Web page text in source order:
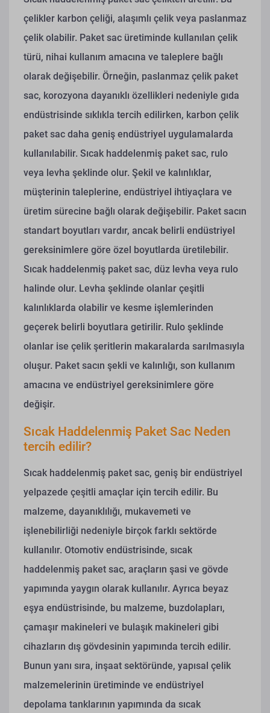
çelikler karbon çeliği, alaşımlı çelik veya paslanmaz
çelik olabilir. Paket sac üretiminde kullanılan çelik
türü, nihai kullanım amacına ve taleplere bağlı
olarak değişebilir. Örneğin, paslanmaz çelik paket
sac, korozyona dayanıklı özellikleri nedeniyle gıda
endüstrisinde sıklıkla tercih edilirken, karbon çelik
paket sac daha geniş endüstriyel uygulamalarda
kullanılabilir. Sıcak haddelenmiş paket sac, rulo
veya levha şeklinde olur. Şekil ve kalınlıklar,
müşterinin taleplerine, endüstriyel ihtiyaçlara ve
üretim sürecine bağlı olarak değişebilir. Paket sacın
standart boyutları vardır, ancak belirli endüstriyel
gereksinimlere göre özel boyutlarda üretilebilir.
Sıcak haddelenmiş paket sac, düz levha veya rulo
halinde olur. Levha şeklinde olanlar çeşitli
kalınlıklarda olabilir ve kesme işlemlerinden
geçerek belirli boyutlara getirilir. Rulo şeklinde
olanlar ise çelik şeritlerin makaralarda sarılmasıyla
oluşur. Paket sacın şekli ve kalınlığı, son kullanım
amacına ve endüstriyel gereksinimlere göre
değişir.
Sıcak Haddelenmiş Paket Sac Neden
tercih edilir?
Sıcak haddelenmiş paket sac, geniş bir endüstriyel
yelpazede çeşitli amaçlar için tercih edilir. Bu
malzeme, dayanıklılığı, mukavemeti ve
işlenebilirliği nedeniyle birçok farklı sektörde
kullanılır. Otomotiv endüstrisinde, sıcak
haddelenmiş paket sac, araçların şasi ve gövde
yapımında yaygın olarak kullanılır. Ayrıca beyaz
eşya endüstrisinde, bu malzeme, buzdolapları,
çamaşır makineleri ve bulaşık makineleri gibi
cihazların dış gövdesinin yapımında tercih edilir.
Bunun yanı sıra, inşaat sektöründe, yapısal çelik
malzemelerinin üretiminde ve endüstriyel
depolama tanklarının yapımında da sıcak